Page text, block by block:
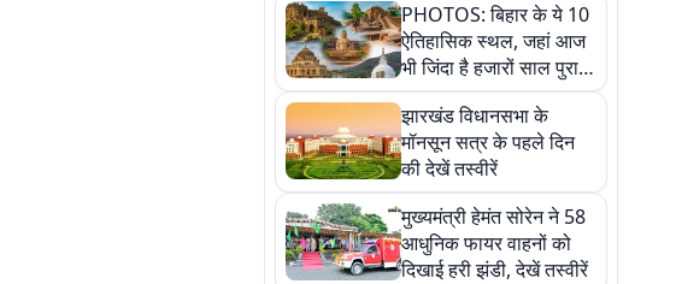
PHOTOS: बिहार के ये 10
ऐतिहासिक स्थल, जहां आज
भी जिंदा है हजारों साल पुराना
इतिहास, एक बार जरूर घूमिए
झारखंड विधानसभा के
मॉनसून सत्र के पहले दिन
की देखें तस्वीरें
मुख्यमंत्री हेमंत सोरेन ने 58
आधुनिक फायर वाहनों को
दिखाई हरी झंडी, देखें तस्वीरें